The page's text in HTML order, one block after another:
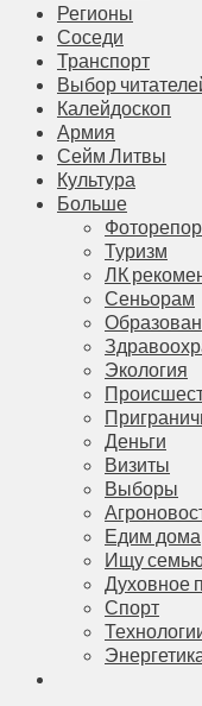
Регионы
Соседи
Транспорт
Выбор
Калейдоскоп
Армия
Сейм Литвы
Культура
Больше
Туризм
ЛК
Сеньорам
Экология
Деньги
Визиты
Выборы
Едим дома
Ищу
Духовное
Спорт